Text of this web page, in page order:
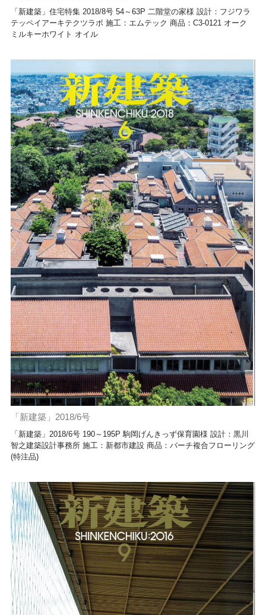
「新建築」住宅特集 2018/8号 54～63P 二階堂の家様 設計：フジワラ
テッペイアーキテクツラボ 施工：エムテック 商品：C3-0121 オーク
ミルキーホワイト オイル
「新建築」2018/6号
「新建築」2018/6号 190～195P 駒岡げんきっず保育園様 設計：黒川
智之建築設計事務所 施工：新都市建設 商品：バーチ複合フローリング
(特注品)